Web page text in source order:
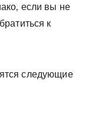
если вы не
к
следующие